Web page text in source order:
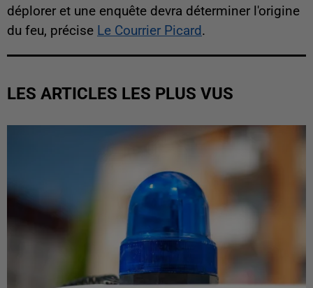
déplorer et une enquête devra déterminer l'origine
du feu, précise Le Courrier Picard.
LES ARTICLES LES PLUS VUS